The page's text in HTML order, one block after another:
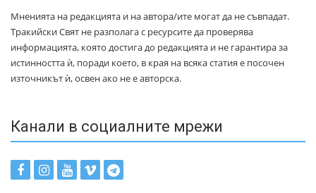
Мненията на редакцията и на автора/ите могат да не съвпадат.
Тракийски Свят не разполага с ресурсите да проверява
информацията, която достига до редакцията и не гарантира за
истинността ѝ, поради което, в края на всяка статия е посочен
източникът ѝ, освен ако не е авторска.
Канали в социалните мрежи